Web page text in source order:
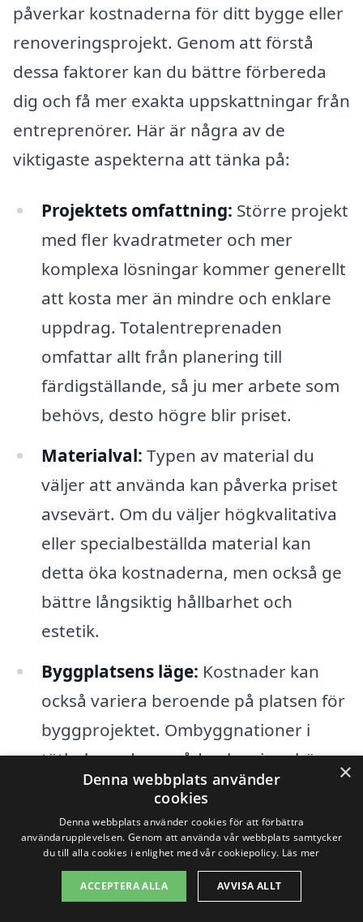
påverkar kostnaderna för ditt bygge eller
renoveringsprojekt. Genom att förstå
dessa faktorer kan du bättre förbereda
dig och få mer exakta uppskattningar från
entreprenörer. Här är några av de
viktigaste aspekterna att tänka på:
Projektets omfattning: Större projekt
med fler kvadratmeter och mer
komplexa lösningar kommer generellt
att kosta mer än mindre och enklare
uppdrag. Totalentreprenaden
omfattar allt från planering till
färdigställande, så ju mer arbete som
behövs, desto högre blir priset.
Materialval: Typen av material du
väljer att använda kan påverka priset
avsevärt. Om du väljer högkvalitativa
eller specialbeställda material kan
detta öka kostnaderna, men också ge
bättre långsiktig hållbarhet och
estetik.
Byggplatsens läge: Kostnader kan
också variera beroende på platsen för
byggprojektet. Ombyggnationer i
tätbebyggda områden kan innebära
extra kostnader, medan enklare
bygglov och färre logistikproblem kan
förekomma i mer avlägsna områden.
Kvalifikationer hos entreprenören:
×
Denna webbplats använder
cookies
Denna webbplats använder cookies för att förbättra
användarupplevelsen. Genom att använda vår webbplats samtycker
du till alla cookies i enlighet med vår cookiepolicy. Läs mer
ACCEPTERA ALLA AVVISA ALLT